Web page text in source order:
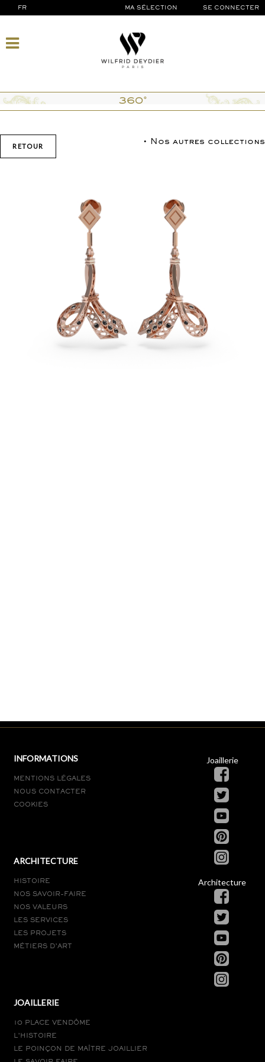
FR MA SÉLECTION SE CONNECTER
360°
• Nos autres collections
RETOUR
INFORMATIONS
MENTIONS LÉGALES
NOUS CONTACTER
COOKIES
ARCHITECTURE
HISTOIRE
NOS SAVOIR-FAIRE
NOS VALEURS
LES SERVICES
LES PROJETS
MÉTIERS D’ART
JOAILLERIE
10 PLACE VENDÔME
L’HISTOIRE
LE POINÇON DE MAÎTRE JOAILLIER
Joaillerie
Architecture